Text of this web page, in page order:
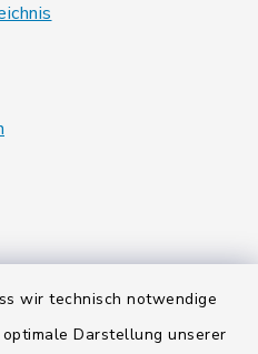
wir technisch notwendige
Darstellung unserer